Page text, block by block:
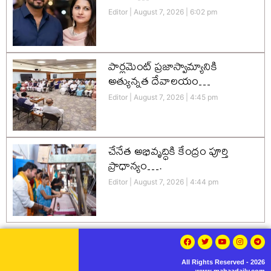
Editor August 7, 2026 6:02 pm
పార్లమెంట్ ప్రజాస్వామ్యానికి
అత్యున్నత దేవాలయం…
Editor August 7, 2026 4:45 pm
చేనేత అభివృద్ధికి కేంద్రం పూర్తి
ప్రాధాన్యం….
Editor August 7, 2026 4:44 pm
All Rights Reserved - 2026